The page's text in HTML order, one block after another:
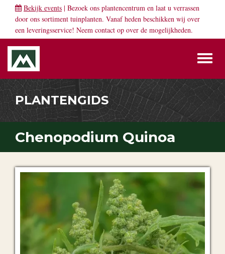
Bekijk events | Bezoek ons plantencentrum en laat u verrassen
door ons sortiment tuinplanten. Vanaf heden beschikken wij over
een leveringsservice! Neem contact op over de mogelijkheden.
PLANTENGIDS
Chenopodium Quinoa